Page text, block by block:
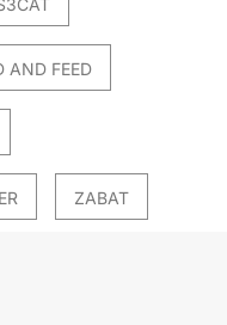
AND FEED
ZABAT